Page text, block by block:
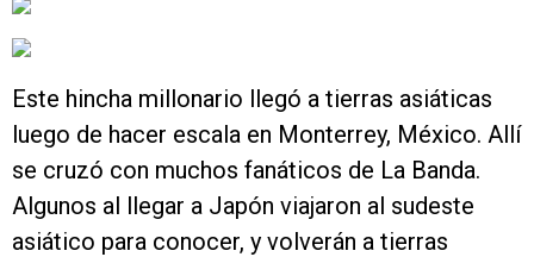
Este hincha millonario llegó a tierras asiáticas
luego de hacer escala en Monterrey, México. Allí
se cruzó con muchos fanáticos de La Banda.
Algunos al llegar a Japón viajaron al sudeste
asiático para conocer, y volverán a tierras